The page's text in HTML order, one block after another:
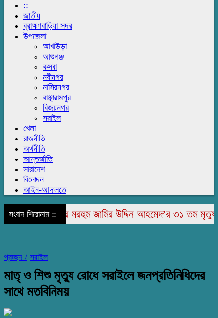
::
জাতীয়
ব্রাহ্মণবাড়িয়া সদর
উপজেলা
আখাউড়া
আশুগঞ্জ
কসবা
নবীনগর
নাসিরনগর
বাঞ্ছারামপুর
বিজয়নগর
সরাইল
খেলা
রাজনীতি
অর্থনীতি
আন্তর্জাতি
সারাদেশ
বিনোদন
আইন-আদালতে
সংবাদ শিরোনাম ::
রাজাপুরে মরহুম জামির উদ্দিন আহমেদ’র ৩১ তম মৃত্যু
প্রচ্ছদ / সরাইল
মাতৃ ও শিশু মৃত্যু রোধে সরাইলে জনপ্রতিনিধিদের
সাথে মতবিনিময়